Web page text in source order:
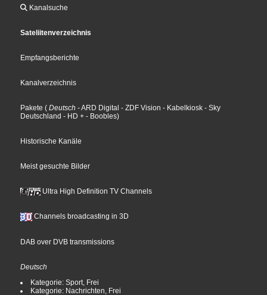
Kanalsuche
Sateliitenverzeichnis
Empfangsberichte
Kanalverzeichnis
Pakete ( Deutsch - ARD Digital - ZDF Vision - Kabelkiosk - Sky
Deutschland - HD + - Boobles)
Historische Kanäle
Meist gesuchte Bilder
Ultra High Definition TV Channels
Channels broadcasting in 3D
DAB over DVB transmissions
Deutsch
Kategorie: Sport, Frei
Kategorie: Nachrichten, Frei